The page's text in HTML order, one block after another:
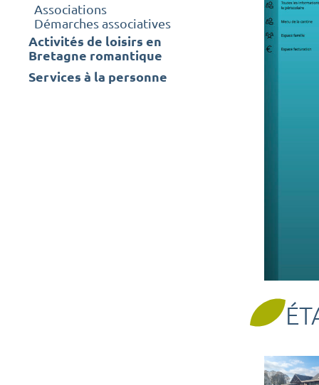
Associations
Démarches associatives
Activités de loisirs en
Bretagne romantique
Services à la personne